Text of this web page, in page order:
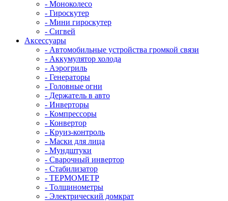
- Mоноколесо
- Гироскутер
- Мини гироскутер
- Сигвей
Аксессуары
- Автомобильные устройства громкой связи
- Аккумулятор холода
- Аэрогриль
- Генераторы
- Головные огни
- Держатель в авто
- Инверторы
- Компрессоры
- Конвертор
- Круиз-контроль
- Маски для лица
- Мундштуки
- Сварочный инвертор
- Стабилизатор
- ТЕРМОМЕТР
- Толщинометры
- Электрический домкрат